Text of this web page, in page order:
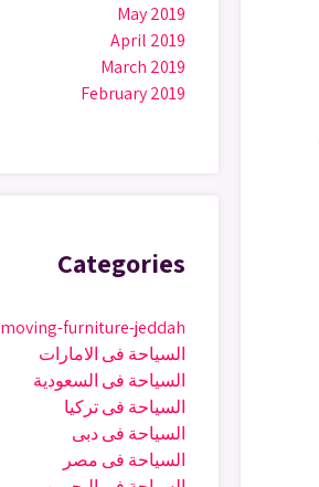
May 2019
April 2019
March 2019
February 2019
Categories
moving-furniture-jeddah
السياحة فى الامارات
السياحة فى السعودية
السياحة فى تركيا
السياحة فى دبى
السياحة فى مصر